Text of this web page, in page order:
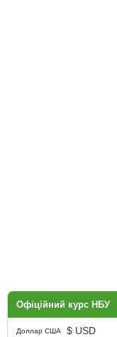
Офіційний курс НБУ
Доллар США $ USD